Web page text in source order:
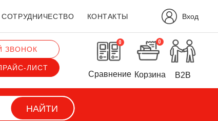
СОТРУДНИЧЕСТВО КОНТАКТЫ Вход
ЗВОНОК
ЛИСТ
0
Сравнение
0
Корзина B2B
НАЙТИ